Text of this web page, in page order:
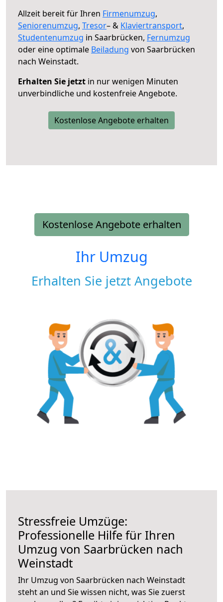
Allzeit bereit für Ihren Firmenumzug,
Seniorenumzug, Tresor– & Klaviertransport,
Studentenumzug in Saarbrücken, Fernumzug
oder eine optimale Beiladung von Saarbrücken
nach Weinstadt.
Erhalten Sie jetzt in nur wenigen Minuten
unverbindliche und kostenfreie Angebote.
Kostenlose Angebote erhalten
Kostenlose Angebote erhalten
Ihr Umzug
Erhalten Sie jetzt Angebote
Stressfreie Umzüge:
Professionelle Hilfe für Ihren
Umzug von Saarbrücken nach
Weinstadt
Ihr Umzug von Saarbrücken nach Weinstadt
steht an und Sie wissen nicht, was Sie zuerst